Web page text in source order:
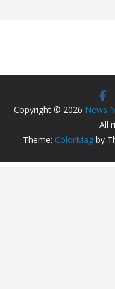
Copyright © 2026 News
All
Theme: ColorMag by